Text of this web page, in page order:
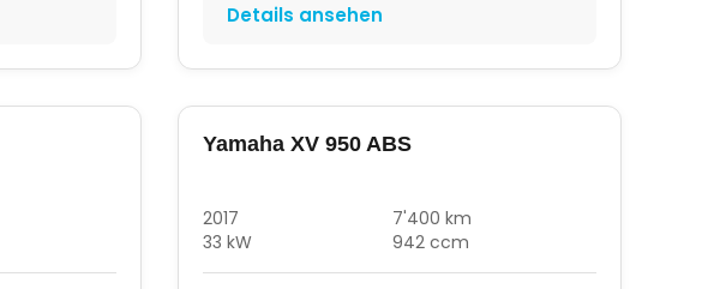
Details ansehen
Yamaha XV 950 ABS
2017
7'400 km
33 kW
942 ccm